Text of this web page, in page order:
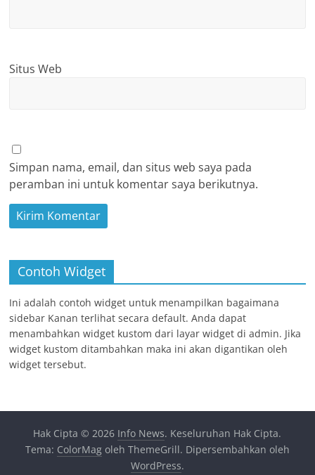
Situs Web
Simpan nama, email, dan situs web saya pada
peramban ini untuk komentar saya berikutnya.
Contoh Widget
Ini adalah contoh widget untuk menampilkan bagaimana
sidebar Kanan terlihat secara default. Anda dapat
menambahkan widget kustom dari layar widget di admin. Jika
widget kustom ditambahkan maka ini akan digantikan oleh
widget tersebut.
Hak Cipta © 2026 Info News. Keseluruhan Hak Cipta.
Tema: ColorMagoleh ThemeGrill. Dipersembahkan oleh
WordPress.